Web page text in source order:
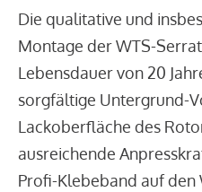
Die qualitative und
Montage der WTS-
Lebensdauer von 20
sorgfältige Untergrund-
Lackoberfläche des
ausreichende
Profi-Klebeband auf den